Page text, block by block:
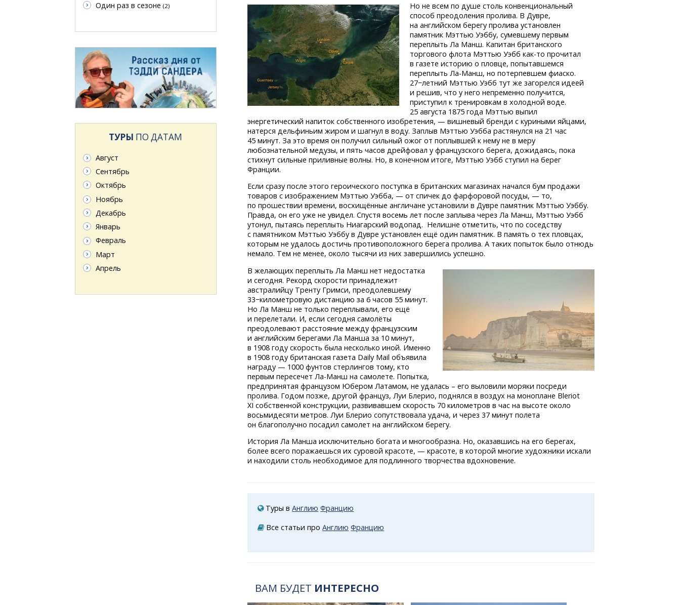
Но не всем по душе столь конвенциональный
способ преодоления пролива. В Дувре,
на английском берегу пролива установлен
памятник Мэттью Уэббу, сумевшему первым
переплыть Ла Манш. Капитан британского
торгового флота Мэттью Уэбб как-то прочитал
в газете историю о пловце, попытавшемся
переплыть Ла-Манш, но потерпевшем фиаско.
27−летний Мэттью Уэбб тут же загорелся идеей
и решив, что у него непременно получится,
приступил к тренировкам в холодной воде.
25 августа 1875 года Мэттью выпил
энергетический напиток собственного изобретения, — вишневый бренди с куриными яйцами,
натерся дельфиньим жиром и шагнул в воду. Заплыв Мэттью Уэбба растянулся на 21 час
45 минут. За это время он получил сильный ожог от поплывшей к нему не в меру
любознательной медузы, и пять часов дрейфовал у французского берега, дожидаясь, пока
стихнут сильные приливные волны. Но, в конечном итоге, Мэттью Уэбб ступил на берег
Франции.
Если сразу после этого героического поступка в британских магазинах начался бум продажи
товаров с изображением Мэттью Уэбба, — от спичек до фарфоровой посуды, — то,
по прошествии времени, восхищённые англичане установили в Дувре памятник Мэттью Уэббу.
Правда, он его уже не увидел. Спустя восемь лет после заплыва через Ла Манш, Мэттью Уэбб
утонул, пытаясь переплыть Ниагарский водопад. Нелишне отметить, что по соседству
с памятником Мэттью Уэббу в Дувре установлен ещё один памятник. В память о тех пловцах,
которым не удалось достичь противоположного берега пролива. А таких попыток было отнюдь
немало. Тем не менее, около тысячи из них завершились успешно.
В желающих переплыть Ла Манш нет недостатка
и сегодня. Рекорд скорости принадлежит
австралийцу Тренту Гримси, преодолевшему
33−километровую дистанцию за 6 часов 55 минут.
Но Ла Манш не только переплывали, его ещё
и перелетали. И, если сегодня самолёты
преодолевают расстояние между французским
и английским берегами Ла Манша за 10 минут,
в 1908 году скорость была несколько иной. Именно
в 1908 году британская газета Daily Mail объявила
награду — 1000 фунтов стерлингов тому, кто
первым пересечет Ла-Манш на самолете. Попытка,
предпринятая французом Юбером Латамом, не удалась – его выловили моряки посреди
пролива. Годом позже, другой француз, Луи Блерио, поднялся в воздух на моноплане Bleriot
XI собственной конструкции, развивавшем скорость 70 километров в час на высоте около
восьмидесяти метров. Луи Блерио сопутствовала удача, и через 37 минут полета
он благополучно посадил самолет на английском берегу.
История Ла Манша исключительно богата и многообразна. Но, оказавшись на его берегах,
более всего поражаешься их суровой красоте, — красоте, в которой многие художники искали
и находили столь необходимое для подлинного творчества вдохновение.
Туры вАнглию Францию
Все статьи проАнглию Францию
ВАМ БУДЕТ ИНТЕРЕСНО
Один раз в сезоне (2)
ТУРЫ ПО ДАТАМ
Август
Сентябрь
Октябрь
Ноябрь
Декабрь
Январь
Февраль
Март
Апрель